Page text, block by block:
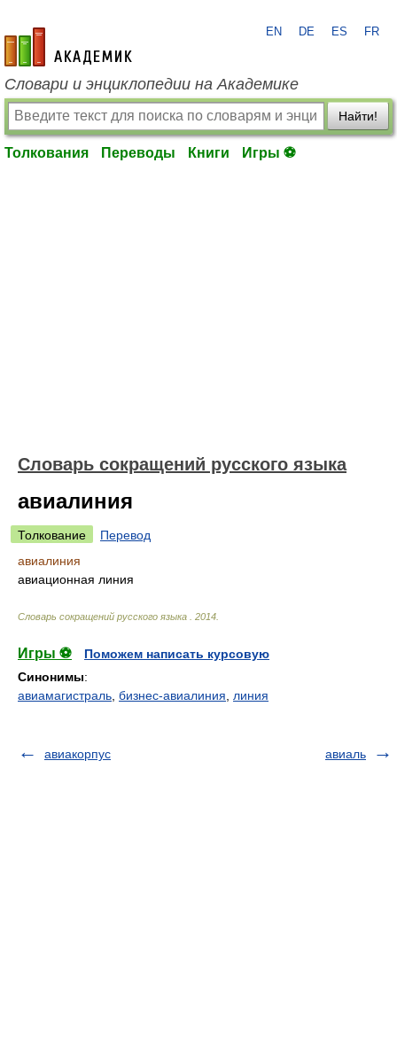
academic.ru
EN DE ES FR
Словари и энциклопедии на Академике
Найти!
Толкования Переводы Книги Игры ⚽
Словарь сокращений русского языка
авиалиния
Толкование
Перевод
авиалиния
авиационная линия
Словарь сокращений русского языка 2014
Игры ⚽
Поможем написать курсовую
Синонимы:
авиамагистраль бизнес-авиалиния линия
авиакорпус авиаль